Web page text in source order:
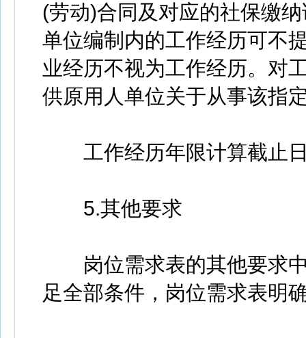
(劳动)合同及对应的社保缴
单位编制内的工作经历可不
业经历不视为工作经历。对
供原用人单位关于从事该指
工作经历年限计算截止日
5.其他要求
岗位需求表的其他要求中
足全部条件，岗位需求表明